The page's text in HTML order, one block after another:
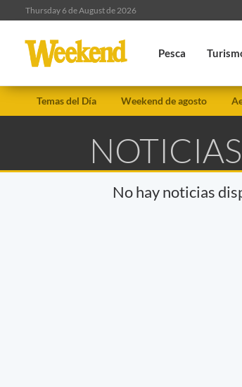
Thursday 6 de August de 2026
Pesca
Temas del Día Weekend de agosto
No hay noticias